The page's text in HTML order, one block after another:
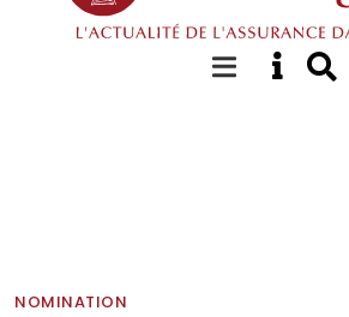
Annonces
NOMINATION